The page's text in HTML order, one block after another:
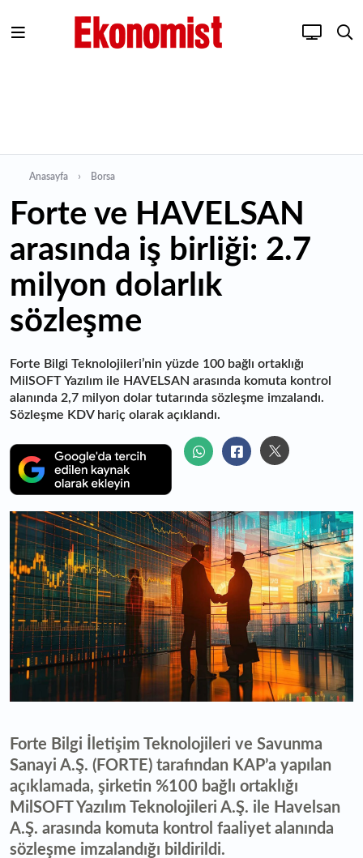
Anasayfa Borsa
Forte ve HAVELSAN
arasında iş birliği: 2.7
milyon dolarlık
sözleşme
Forte Bilgi Teknolojileri’nin yüzde 100 bağlı ortaklığı
MilSOFT Yazılım ile HAVELSAN arasında komuta kontrol
alanında 2,7 milyon dolar tutarında sözleşme imzalandı.
Sözleşme KDV hariç olarak açıklandı.
Forte Bilgi İletişim Teknolojileri ve Savunma
Sanayi A.Ş. (FORTE) tarafından KAP’a yapılan
açıklamada, şirketin %100 bağlı ortaklığı
MilSOFT Yazılım Teknolojileri A.Ş. ile Havelsan
A.Ş. arasında komuta kontrol faaliyet alanında
sözleşme imzalandığı bildirildi.